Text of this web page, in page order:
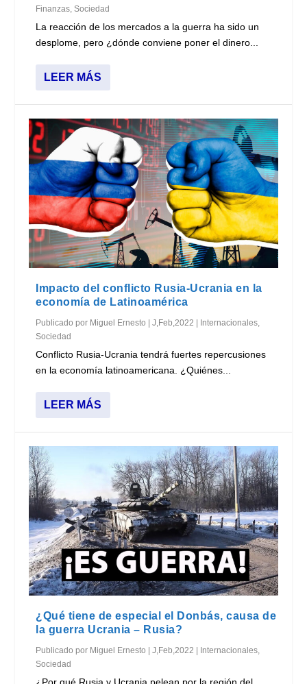
Finanzas,Sociedad
La reacción de los mercados a la guerra ha sido un
desplome, pero ¿dónde conviene poner el dinero...
LEER MÁS
Impacto del conflicto Rusia-Ucrania en la
economía de Latinoamérica
Publicado por Miguel Ernesto |J,Feb,2022 Internacionales,
Sociedad
Conflicto Rusia-Ucrania tendrá fuertes repercusiones
en la economía latinoamericana. ¿Quiénes...
LEER MÁS
¿Qué tiene de especial el Donbás, causa de
la guerra Ucrania – Rusia?
Publicado por Miguel Ernesto |J,Feb,2022 | Internacionales
Sociedad
¿Por qué Rusia y Ucrania pelean por la región del